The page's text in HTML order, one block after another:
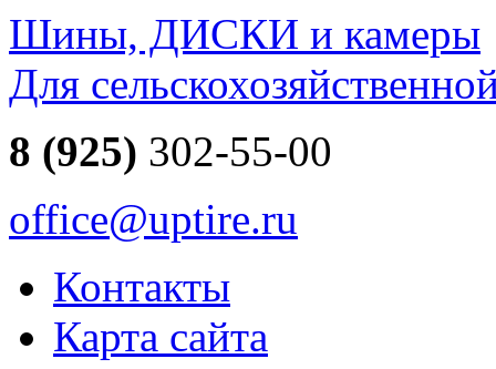
Шины, ДИСКИ и камеры
Для
8 (925) 302-55-00
office@uptire.ru
Контакты
Карта сайта